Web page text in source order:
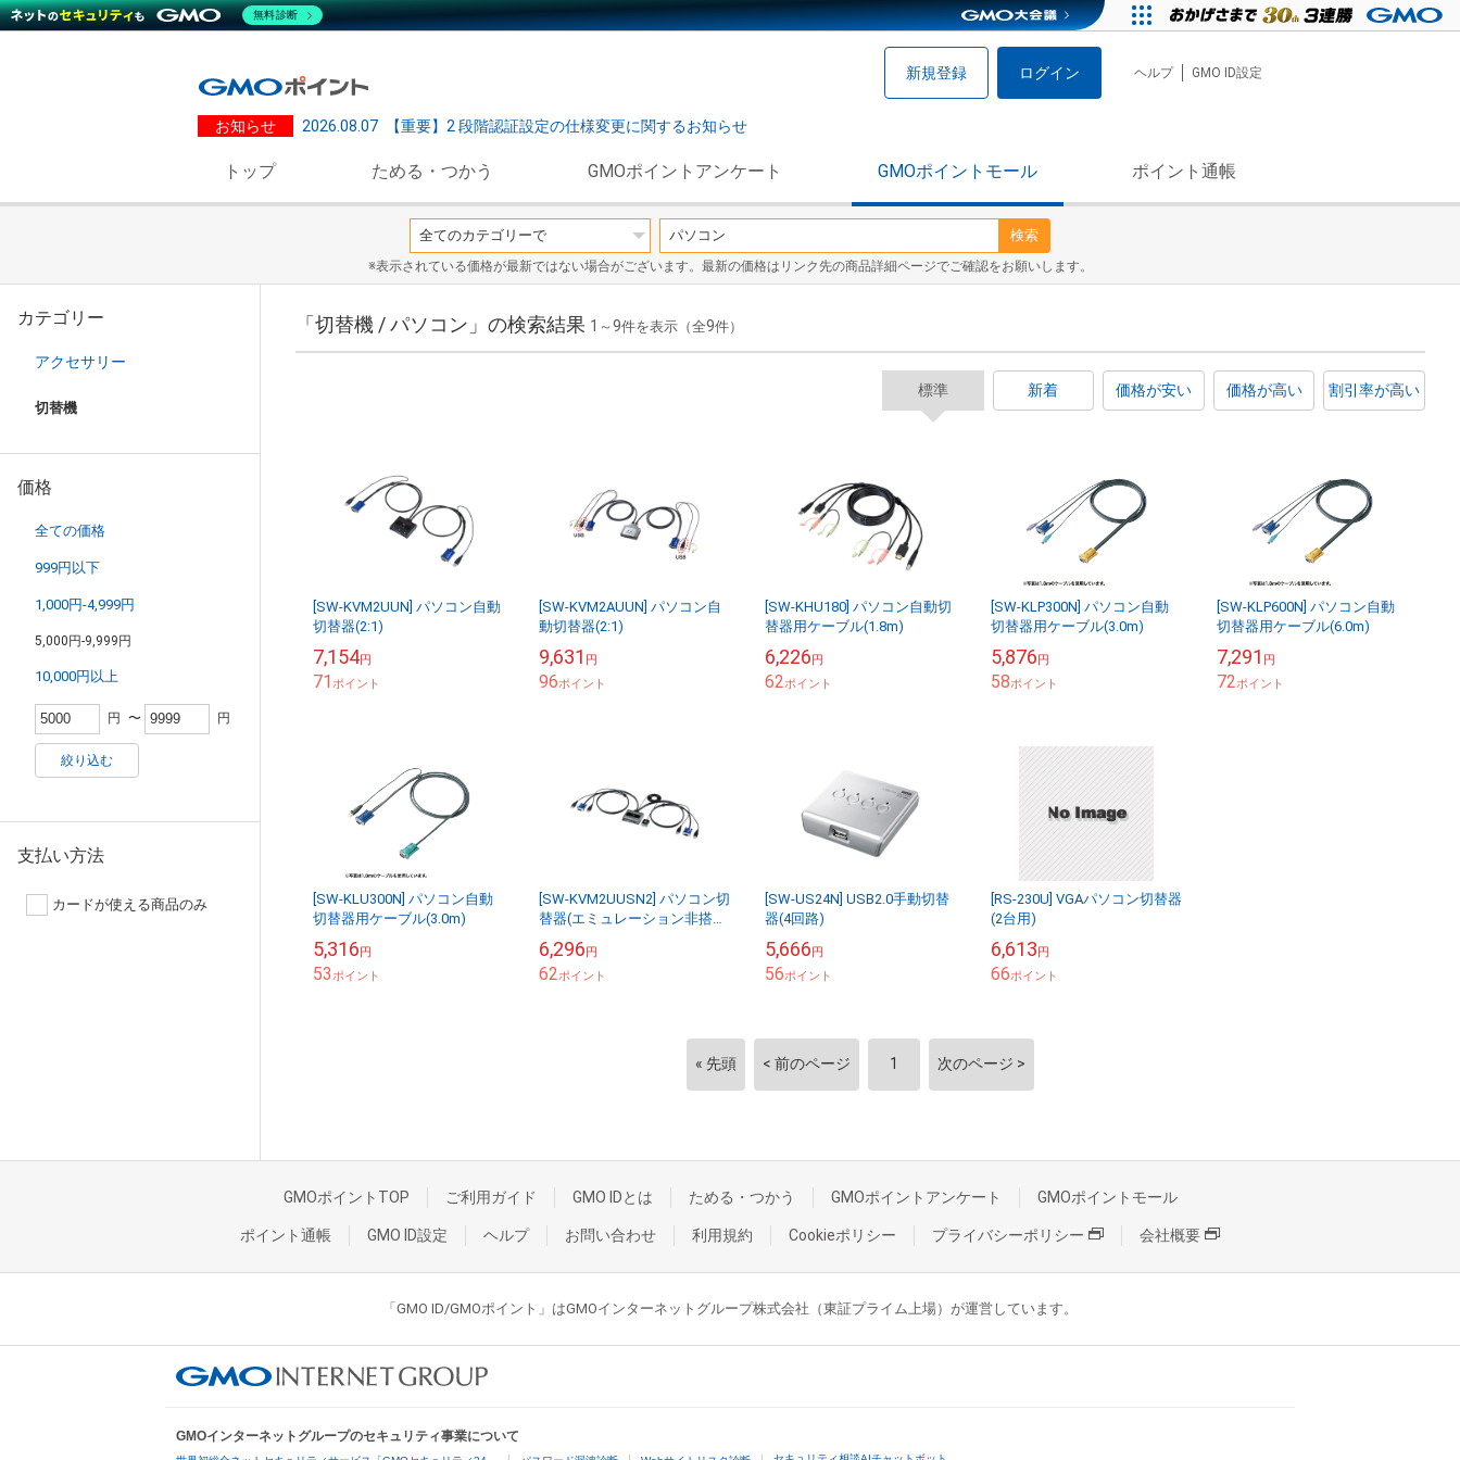
新規登録 ログイン ヘルプ GMO ID設定
お知らせ 2026.08.07 【重要】2 段階認証設定の仕様変更に関するお知らせ
トップ ためる・つかう GMOポイントアンケート GMOポイントモール ポイント通帳
検索
※表示されている価格が最新ではない場合がございます。最新の価格はリンク先の商品詳細ページでご確認をお願いします。
カテゴリー
アクセサリー
切替機
価格
全ての価格
999円以下
1,000円-4,999円
5,000円-9,999円
10,000円以上
円 〜 円
絞り込む
支払い方法
カードが使える商品のみ
「切替機 / パソコン」の検索結果 1 ～ 9件を表示（全9件）
標準 新着 価格が安い 価格が高い 割引率が高い
[SW-KVM2UUN] パソコン自動
切替器(2:1)
7,154円
71ポイント
[SW-KVM2AUUN] パソコン自
動切替器(2:1)
9,631 円
96ポイント
[SW-KHU180] パソコン自動切
替器用ケーブル(1.8m)
6,226円
62ポイント
[SW-KLP300N] パソコン自動
切替器用ケーブル(3.0m)
5,876円
58ポイント
[SW-KLP600N] パソコン自動
切替器用ケーブル(6.0m)
7,291 円
72ポイント
[SW-KLU300N] パソコン自動
切替器用ケーブル(3.0m)
5,316円
53ポイント
[SW-KVM2UUSN2] パソコン切
替器(エミュレーション非搭
6,296円
62ポイント
[SW-US24N] USB2.0手動切替
器(4回路)
5,666円
56ポイント
[RS-230U] VGAパソコン切替器
(2台用)
6,613円
66ポイント
« 先頭 < 前のページ 1 次のページ >
GMOポイントTOP ご利用ガイド GMO IDとは ためる・つかう GMOポイントアンケート GMOポイントモール
ポイント通帳 GMO ID設定 ヘルプ お問い合わせ 利用規約 Cookieポリシー プライバシーポリシー 会社概要
「GMO ID/GMOポイント」はGMOインターネットグループ株式会社（東証プライム上場）が運営しています。
GMOインターネットグループのセキュリティ事業について
無料診断